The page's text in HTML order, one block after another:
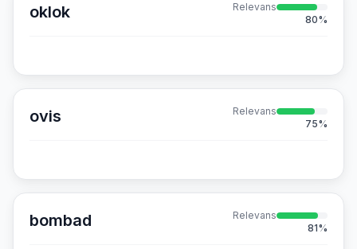
oklok
Relevans
80%
ovis
Relevans
75%
bombad
Relevans
81%